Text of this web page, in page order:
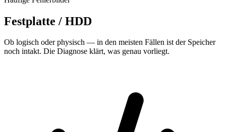
Festplatte / HDD
Ob logisch oder physisch — in den meisten Fällen ist der Speicher
noch intakt. Die Diagnose klärt, was genau vorliegt.